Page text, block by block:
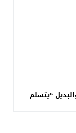
“يتسلم